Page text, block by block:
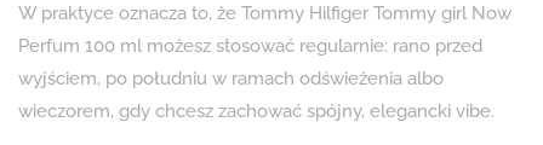
W praktyce oznacza to, że Tommy Hilfiger Tommy girl Now
Perfum 100 ml możesz stosować regularnie: rano przed
wyjściem, po południu w ramach odświeżenia albo
wieczorem, gdy chcesz zachować spójny, elegancki vibe.